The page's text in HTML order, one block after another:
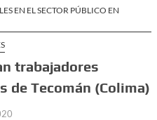
EN EL SECTOR PÚBLICO EN
trabajadores
de Tecomán (Colima)